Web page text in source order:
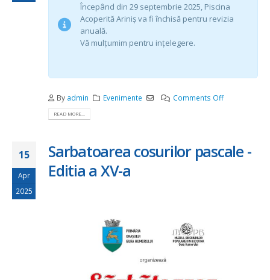
Începând din 29 septembrie 2025, Piscina
Acoperită Ariniș va fi închisă pentru revizia
anuală.
Vă mulțumim pentru ințelegere.
By admin Evenimente Comments Offon
Piscina
Ariniș
READ MORE...
15
Apr
2025
Sarbatoarea cosurilor pascale -
Editia a XV-a